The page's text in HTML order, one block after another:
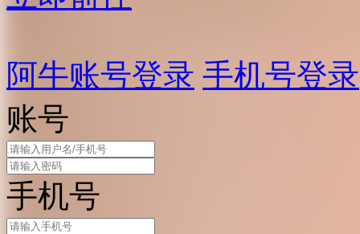
阿牛账号登录 手机号登录
账号
手机号